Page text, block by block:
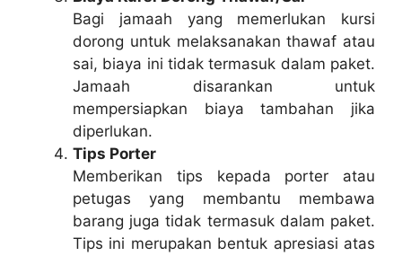
Bagi jamaah yang memerlukan kursi
dorong untuk melaksanakan thawaf atau
sai, biaya ini tidak termasuk dalam paket.
Jamaah disarankan untuk
mempersiapkan biaya tambahan jika
diperlukan.
Tips Porter
Memberikan tips kepada porter atau
petugas yang membantu membawa
barang juga tidak termasuk dalam paket.
Tips ini merupakan bentuk apresiasi atas